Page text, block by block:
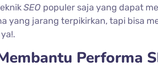
SEO populer saja yang dapat
yang jarang terpikirkan, tapi bisa
Performa